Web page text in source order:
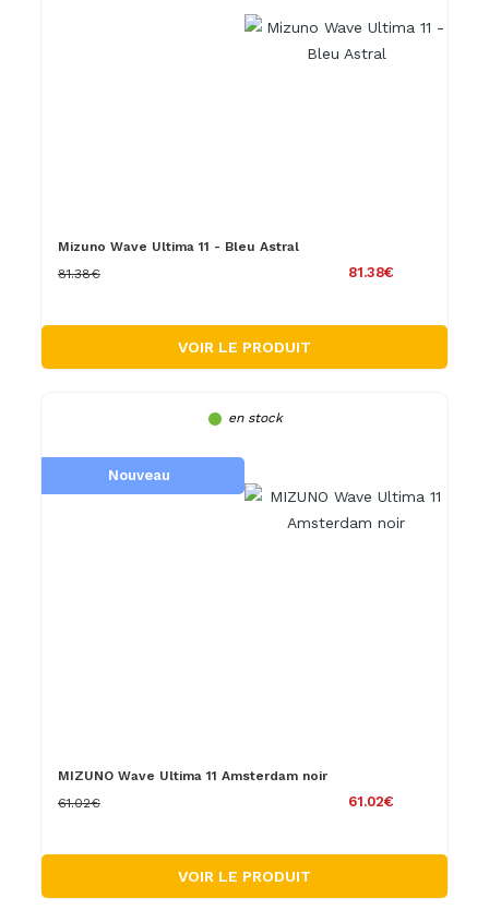
Mizuno Wave Ultima 11 - Bleu Astral
81.38€
81.38€
VOIR LE PRODUIT
en stock
Nouveau
MIZUNO Wave Ultima 11 Amsterdam noir
61.02€
61.02€
VOIR LE PRODUIT